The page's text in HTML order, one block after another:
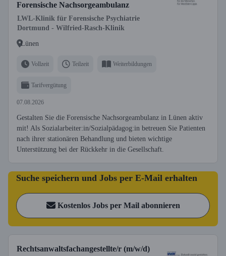
Forensische Nachsorgeambulanz
LWL-Klinik für Forensische Psychiatrie
Dortmund - Wilfried-Rasch-Klinik
Lünen
Vollzeit Teilzeit Weiterbildungen
Tarifvergütung
07.08.2026
Gestalten Sie die Forensische Nachsorgeambulanz in Lünen aktiv
mit! Als Sozialarbeiter:in/Sozialpädagog:in betreuen Sie Patienten
nach ihrer stationären Behandlung und bieten wichtige
Unterstützung bei der Rückkehr in die Gesellschaft.
Suche speichern und Jobs per E-Mail erhalten
Kostenlos Jobs per Mail abonnieren
Rechtsanwaltsfachangestellte/r (m/w/d)